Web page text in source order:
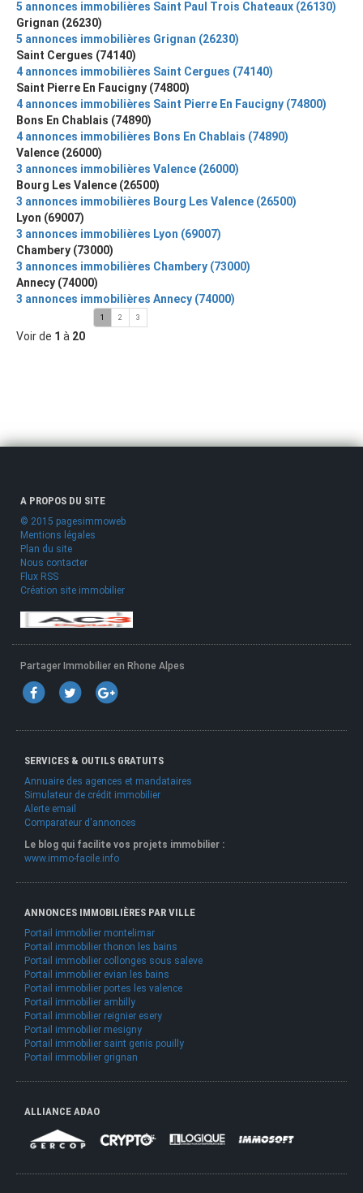
5 annonces immobilières Saint Paul Trois Chateaux (26130)
Grignan (26230)
5 annonces immobilières Grignan (26230)
Saint Cergues (74140)
4 annonces immobilières Saint Cergues (74140)
Saint Pierre En Faucigny (74800)
4 annonces immobilières Saint Pierre En Faucigny (74800)
Bons En Chablais (74890)
4 annonces immobilières Bons En Chablais (74890)
Valence (26000)
3 annonces immobilières Valence (26000)
Bourg Les Valence (26500)
3 annonces immobilières Bourg Les Valence (26500)
Lyon (69007)
3 annonces immobilières Lyon (69007)
Chambery (73000)
3 annonces immobilières Chambery (73000)
Annecy (74000)
3 annonces immobilières Annecy (74000)
Voir de 1 à 20
1 2 3
A PROPOS DU SITE
© 2015 pagesimmoweb
Mentions légales
Plan du site
Nous contacter
Flux RSS
Création site immobilier
Partager Immobilier en Rhone Alpes
SERVICES & OUTILS GRATUITS
Annuaire des agences et mandataires
Simulateur de crédit immobilier
Alerte email
Comparateur d'annonces
Le blog qui facilite vos projets immobilier :
www.immo-facile.info
ANNONCES IMMOBILIÈRES PAR VILLE
Portail immobilier montelimar
Portail immobilier thonon les bains
Portail immobilier collonges sous saleve
Portail immobilier evian les bains
Portail immobilier portes les valence
Portail immobilier ambilly
Portail immobilier reignier esery
Portail immobilier mesigny
Portail immobilier saint genis pouilly
Portail immobilier grignan
ALLIANCE ADAO